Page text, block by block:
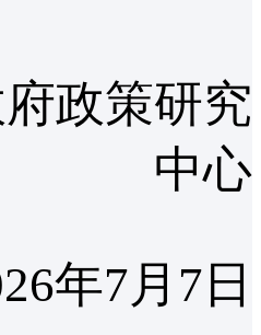
政策研究
中心
年7月7日